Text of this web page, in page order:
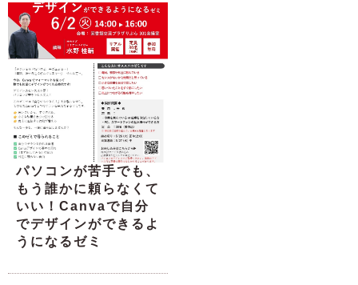
パソコンが苦手でも、
もう誰かに頼らなくて
いい！Canvaで自分
でデザインができるよ
うになるゼミ